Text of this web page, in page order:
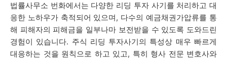
법률사무소 번화에서는 다양한 리딩 투자 사기를 처리하고 대
응한 노하우가 축적되어 있으며, 다수의 예금채권가압류를 통
해 피해자의 피해금을 일부나마 보전받을 수 있도록 도와드린
경험이 있습니다. 주식 리딩 투자사기의 특성상 매우 빠르게
대응하는 것을 원칙으로 하고 있고, 특히 형사 전문 변호사와